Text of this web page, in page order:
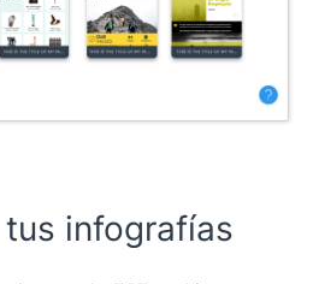
infografías